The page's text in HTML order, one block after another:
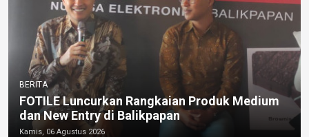
BERITA
FOTILE Luncurkan Rangkaian Produk Medium
dan New Entry di Balikpapan
Kamis, 06 Agustus 2026